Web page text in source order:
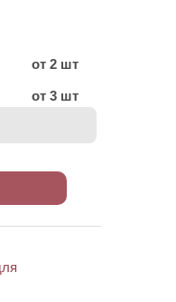
от 2 шт
от 3 шт